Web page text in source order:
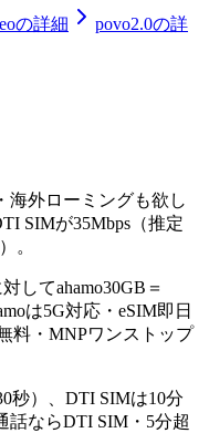
の詳細 povo2.0の詳
海外ローミングも欲し
SIMが35Mbps（推定
。
してahamo30GB＝
は5G対応・eSIM即日
料・MNPワンストップ
秒）、DTI SIMは10分
話ならDTI SIM・5分超